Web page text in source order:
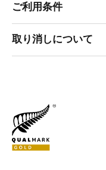
ご利用条件
取り消しについて